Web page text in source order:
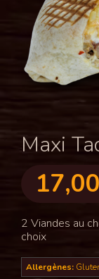
Maxi
17,00
2 Viandes au
choix
Allergènes: